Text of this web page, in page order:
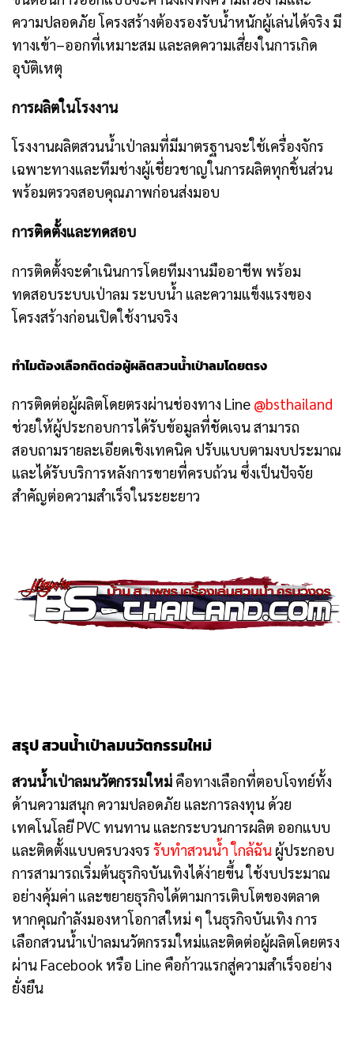
ความปลอดภัย โครงสร้างต้องรองรับน้ำหนักผู้เล่นได้จริง มี
ทางเข้า–ออกที่เหมาะสม และลดความเสี่ยงในการเกิด
อุบัติเหตุ
การผลิตในโรงงาน
โรงงานผลิตสวนน้ำเป่าลมที่มีมาตรฐานจะใช้เครื่องจักร
เฉพาะทางและทีมช่างผู้เชี่ยวชาญในการผลิตทุกชิ้นส่วน
พร้อมตรวจสอบคุณภาพก่อนส่งมอบ
การติดตั้งและทดสอบ
การติดตั้งจะดำเนินการโดยทีมงานมืออาชีพ พร้อม
ทดสอบระบบเป่าลม ระบบน้ำ และความแข็งแรงของ
โครงสร้างก่อนเปิดใช้งานจริง
ทำไมต้องเลือกติดต่อผู้ผลิตสวนน้ำเป่าลมโดยตรง
การติดต่อผู้ผลิตโดยตรงผ่านช่องทาง Line @bsthailand
ช่วยให้ผู้ประกอบการได้รับข้อมูลที่ชัดเจน สามารถ
สอบถามรายละเอียดเชิงเทคนิค ปรับแบบตามงบประมาณ
และได้รับบริการหลังการขายที่ครบถ้วน ซึ่งเป็นปัจจัย
สำคัญต่อความสำเร็จในระยะยาว
สรุป สวนน้ำเป่าลมนวัตกรรมใหม่
สวนน้ำเป่าลมนวัตกรรมใหม่ คือทางเลือกที่ตอบโจทย์ทั้ง
ด้านความสนุก ความปลอดภัย และการลงทุน ด้วย
เทคโนโลยี PVC ทนทาน และกระบวนการผลิต ออกแบบ
และติดตั้งแบบครบวงจร รับทำสวนน้ำ ใกล้ฉัน ผู้ประกอบ
การสามารถเริ่มต้นธุรกิจบันเทิงได้ง่ายขึ้น ใช้งบประมาณ
อย่างคุ้มค่า และขยายธุรกิจได้ตามการเติบโตของตลาด
หากคุณกำลังมองหาโอกาสใหม่ ๆ ในธุรกิจบันเทิง การ
เลือกสวนน้ำเป่าลมนวัตกรรมใหม่และติดต่อผู้ผลิตโดยตรง
ผ่าน Facebook หรือ Line คือก้าวแรกสู่ความสำเร็จอย่าง
ยั่งยืน